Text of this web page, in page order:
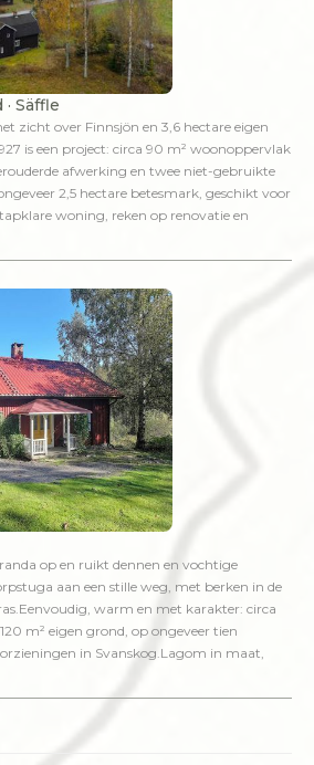
Säffle
zicht over Finnsjön en 3,6 hectare eigen
is een project: circa 90 m² woonoppervlak
afwerking en twee niet-gebruikte
2,5 hectare betesmark, geschikt voor
woning, reken op renovatie en
op en ruikt dennen en vochtige
aan een stille weg, met berken in de
warm en met karakter: circa
m² eigen grond, op ongeveer tien
in Svanskog.Lagom in maat,